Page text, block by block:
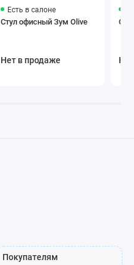
Есть в салоне
Стул офисный Зум Olive
Нет в продаже
Покупателям